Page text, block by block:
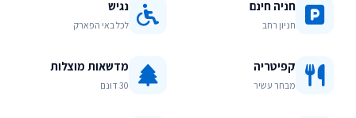
חניה חינם
חניון רחב
נגיש
לכל באי הפארק
קפיטריה
מבחר עשיר
מדשאות מוצלות
30 דונם